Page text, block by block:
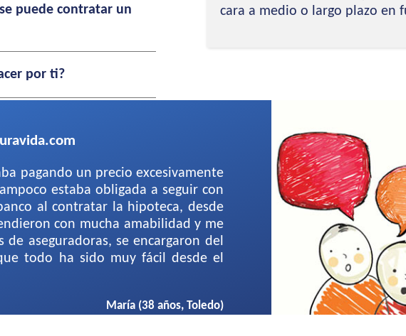
puede contratar un
por ti?
cara a medio o largo plazo
pagando un precio excesivamente
estaba obligada a seguir con
al contratar la hipoteca, desde
con mucha amabilidad y me
aseguradoras, se encargaron del
todo ha sido muy fácil desde el
María (38 años, Toledo)